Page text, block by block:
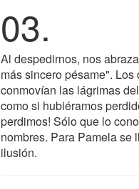
03.
Al despedirnos, nos
más sincero pésame".
conmovían las lágrimas
como si hubiéramos
perdimos! Sólo que lo
nombres. Para Pamela se
ilusión.